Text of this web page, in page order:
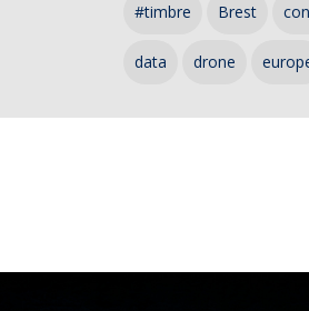
#timbre Brest
data drone